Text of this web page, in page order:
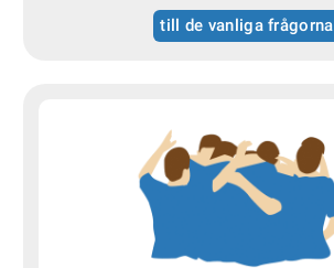
till de vanliga frågorna